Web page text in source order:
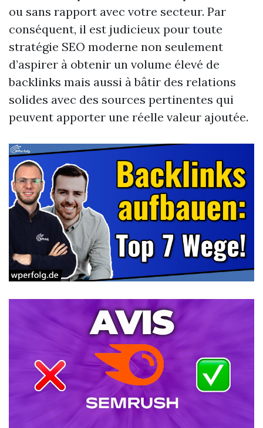
ou sans rapport avec votre secteur. Par
conséquent, il est judicieux pour toute
stratégie SEO moderne non seulement
d’aspirer à obtenir un volume élevé de
backlinks mais aussi à bâtir des relations
solides avec des sources pertinentes qui
peuvent apporter une réelle valeur ajoutée.